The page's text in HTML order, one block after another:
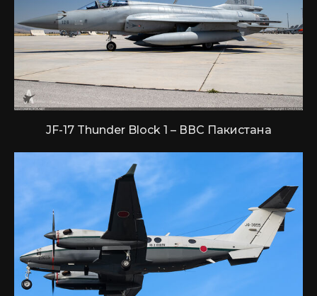
JF-17 Thunder Block 1 – ВВС Пакистана